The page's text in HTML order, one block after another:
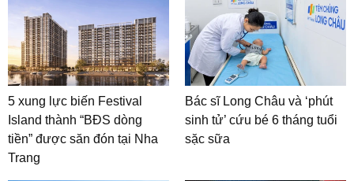
5 xung lực biến Festival
Island thành “BĐS dòng
tiền” được săn đón tại Nha
Trang
Bác sĩ Long Châu và ‘phút
sinh tử’ cứu bé 6 tháng tuổi
sặc sữa